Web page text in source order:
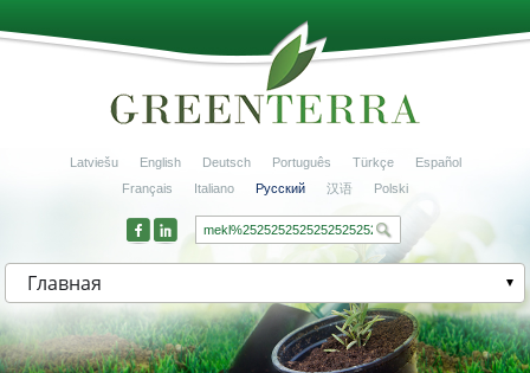
Latviešu English Deutsch Português Türkçe
Español
Français
Italiano Русский 汉语 Polski
Главная